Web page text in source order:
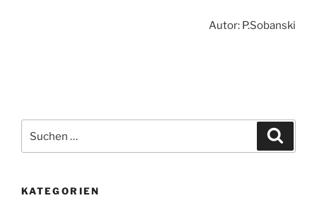
Autor: P.Sobanski
nach:
KATEGORIEN